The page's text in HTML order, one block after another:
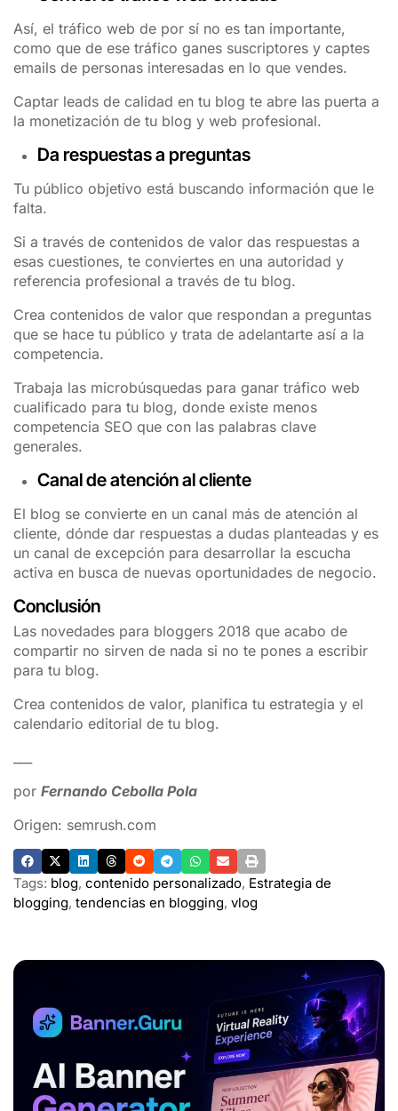
Así, el tráfico web de por sí no es tan importante,
como que de ese tráfico ganes suscriptores y captes
emails de personas interesadas en lo que vendes.
Captar leads de calidad en tu blog te abre las puerta a
la monetización de tu blog y web profesional.
Da respuestas a preguntas
Tu público objetivo está buscando información que le
falta.
Si a través de contenidos de valor das respuestas a
esas cuestiones, te conviertes en una autoridad y
referencia profesional a través de tu blog.
Crea contenidos de valor que respondan a preguntas
que se hace tu público y trata de adelantarte así a la
competencia.
Trabaja las microbúsquedas para ganar tráfico web
cualificado para tu blog, donde existe menos
competencia SEO que con las palabras clave
generales.
Canal de atención al cliente
El blog se convierte en un canal más de atención al
cliente, dónde dar respuestas a dudas planteadas y es
un canal de excepción para desarrollar la escucha
activa en busca de nuevas oportunidades de negocio.
Conclusión
Las novedades para bloggers 2018 que acabo de
compartir no sirven de nada si no te pones a escribir
para tu blog.
Crea contenidos de valor, planifica tu estrategia y el
calendario editorial de tu blog.
por Fernando Cebolla Pola
Origen: semrush.com
Tags: blog, contenido personalizado, Estrategia de
blogging, tendencias en blogging, vlog